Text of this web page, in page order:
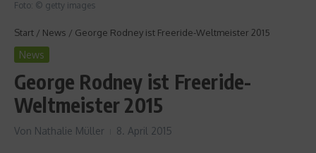
Foto: © getty images
Start / News / George Rodney ist Freeride-Weltmeister 2015
News
George Rodney ist Freeride-
Weltmeister 2015
Von Nathalie Müller 8. April 2015